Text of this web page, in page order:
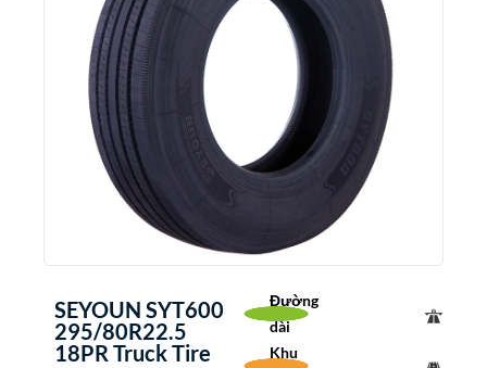
SEYOUN SYT600
295/80R22.5
18PR Truck Tire
Đường
dài
Khu